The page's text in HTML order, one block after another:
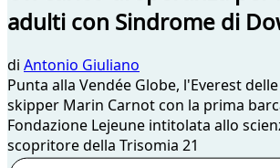
adulti con Sindrome di
di Antonio Giuliano
Punta alla Vendée Globe, l'Everest
skipper Marin Carnot con la prima
Fondazione Lejeune intitolata allo
scopritore della Trisomia 21